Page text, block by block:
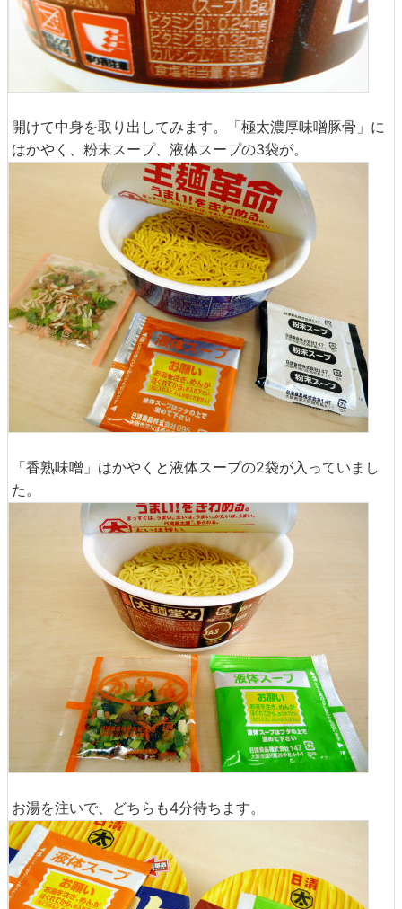
開けて中身を取り出してみます。「極太濃厚味噌豚骨」に
はかやく、粉末スープ、液体スープの3袋が。
「香熟味噌」はかやくと液体スープの2袋が入っていまし
た。
お湯を注いで、どちらも4分待ちます。